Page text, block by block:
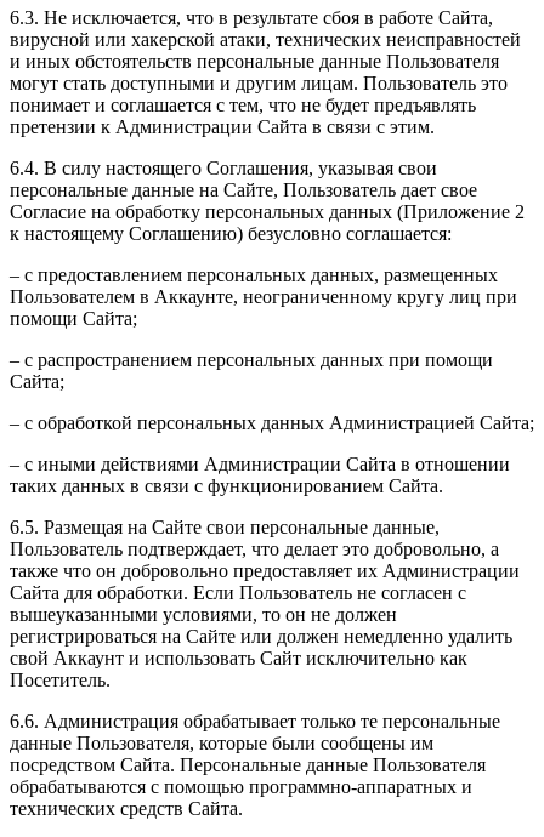
6.3. Не исключается, что в результате сбоя в работе Сайта,
вирусной или хакерской атаки, технических неисправностей
и иных обстоятельств персональные данные Пользователя
могут стать доступными и другим лицам. Пользователь это
понимает и соглашается с тем, что не будет предъявлять
претензии к Администрации Сайта в связи с этим.
6.4. В силу настоящего Соглашения, указывая свои
персональные данные на Сайте, Пользователь дает свое
Согласие на обработку персональных данных (Приложение 2
к настоящему Соглашению) безусловно соглашается:
– с предоставлением персональных данных, размещенных
Пользователем в Аккаунте, неограниченному кругу лиц при
помощи Сайта;
– с распространением персональных данных при помощи
Сайта;
– с обработкой персональных данных Администрацией Сайта;
– с иными действиями Администрации Сайта в отношении
таких данных в связи с функционированием Сайта.
6.5. Размещая на Сайте свои персональные данные,
Пользователь подтверждает, что делает это добровольно, а
также что он добровольно предоставляет их Администрации
Сайта для обработки. Если Пользователь не согласен с
вышеуказанными условиями, то он не должен
регистрироваться на Сайте или должен немедленно удалить
свой Аккаунт и использовать Сайт исключительно как
Посетитель.
6.6. Администрация обрабатывает только те персональные
данные Пользователя, которые были сообщены им
посредством Сайта. Персональные данные Пользователя
обрабатываются с помощью программно-аппаратных и
технических средств Сайта.